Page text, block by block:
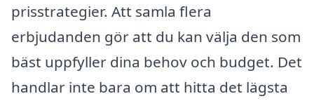
prisstrategier. Att samla flera
erbjudanden gör att du kan välja den som
bäst uppfyller dina behov och budget. Det
handlar inte bara om att hitta det lägsta